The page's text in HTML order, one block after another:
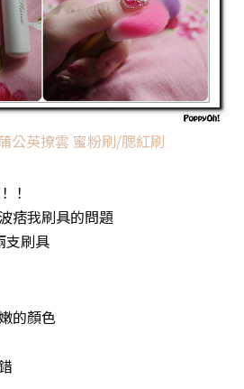
公英撩雲 蜜粉刷/腮紅刷
！
痞我刷具的問題
支刷具
的顏色